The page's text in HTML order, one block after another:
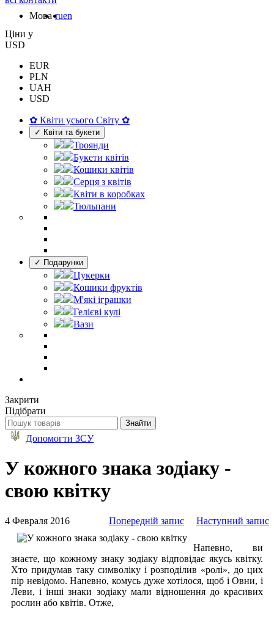
Мова ruen
Цiни у
USD
EUR
PLN
UAH
USD
✿ Квіти усього Світу ✿
✓ Квіти та букети
Троянди
Букети квітів
Кошики квітів
Серця з квітів
Квіти в коробках
Тюльпани
✓ Подарунки
Цукерки
Кошики фруктів
М'які іграшки
Гелієві кулі
Вази
Закрити
Підібрати
Допомогти ЗСУ
У кожного знака зодіаку -
свою квітку
Попередній запис Наступний запис
4 Февраля 2016
Напевно, ви
знаєте, що кожному знаку зодіаку відповідає якусь квітку.
Хто придумав таку символіку і розподілив «ролі», до цих
пір невідомо. Напевно, комусь дуже хотілося, щоб і Овни, і
Леви, і інші знаки зодіаку мали відношення до красивих
рослин або квітів. Отже,